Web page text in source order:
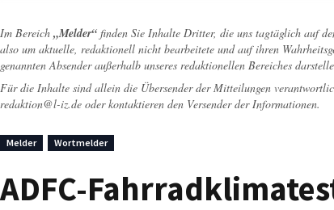
Im Bereich „Melder“ finden Sie Inhalte Dritter, die uns tagtäglich auf
also um aktuelle, redaktionell nicht bearbeitete und auf ihren
genannten Absender außerhalb unseres redaktionellen Bereiches
Für die Inhalte sind allein die Übersender der Mitteilungen
redaktion@l-iz.de oder kontaktieren den Versender der Informationen.
Melder Wortmelder
ADFC-